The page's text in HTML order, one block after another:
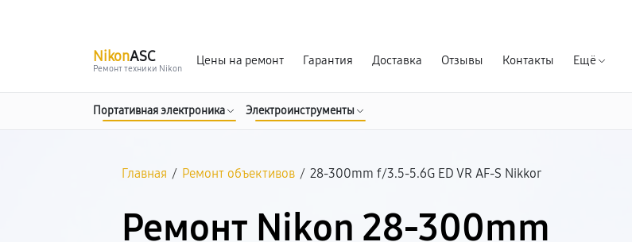
NikonASC
Ремонт техники Nikon
Цены на ремонт Гарантия Доставка Отзывы Контакты Ещё
Портативная электроника Электроинструменты
Главная / Ремонт объективов / 28-300mm f/3.5-5.6G ED VR AF-S Nikkor
Ремонт Nikon 28-300mm